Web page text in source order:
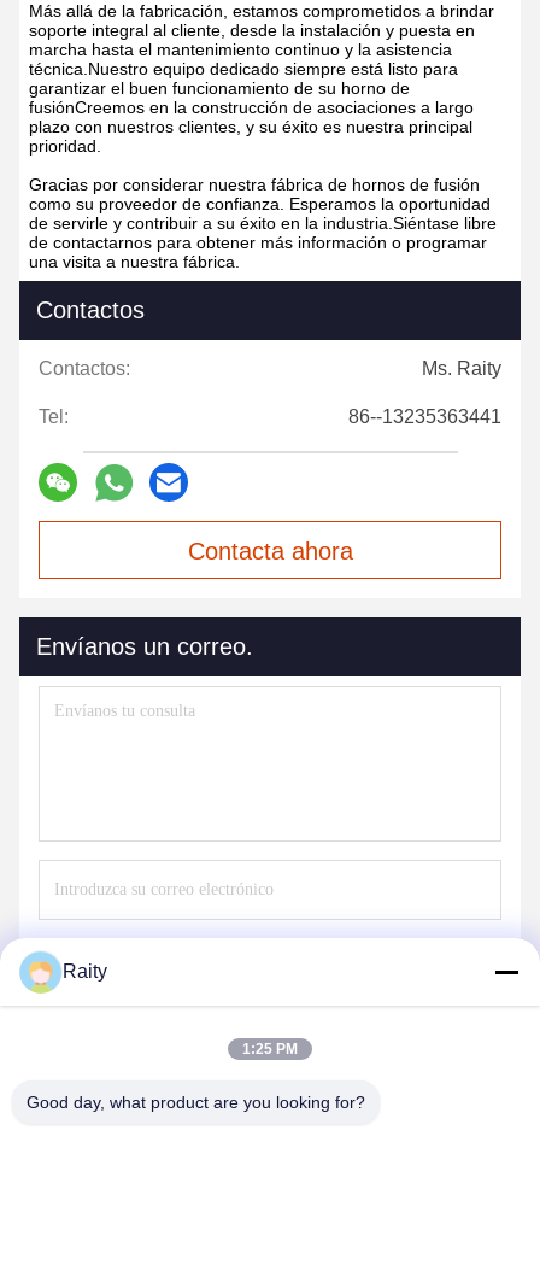
Más allá de la fabricación, estamos comprometidos a brindar
soporte integral al cliente, desde la instalación y puesta en
marcha hasta el mantenimiento continuo y la asistencia
técnica.Nuestro equipo dedicado siempre está listo para
garantizar el buen funcionamiento de su horno de
fusiónCreemos en la construcción de asociaciones a largo
plazo con nuestros clientes, y su éxito es nuestra principal
prioridad.
Gracias por considerar nuestra fábrica de hornos de fusión
como su proveedor de confianza. Esperamos la oportunidad
de servirle y contribuir a su éxito en la industria.Siéntase libre
de contactarnos para obtener más información o programar
una visita a nuestra fábrica.
Contactos
Contactos: Ms. Raity
Tel: 86--13235363441
Contacta ahora
Envíanos un correo.
Raity
1:25 PM
Good day, what product are you looking for?